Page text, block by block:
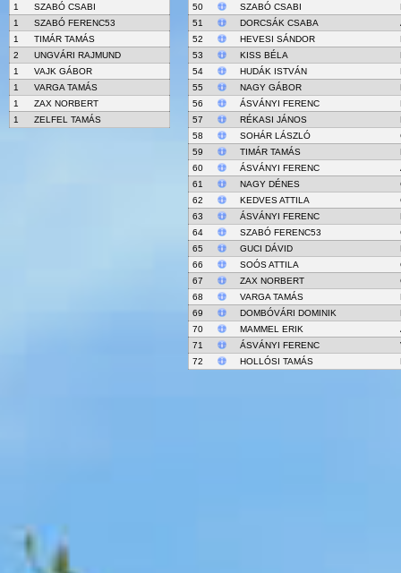
1
SZABÓ CSABI
1
SZABÓ FERENC53
1
TIMÁR TAMÁS
2
UNGVÁRI RAJMUND
1
VAJK GÁBOR
1
VARGA TAMÁS
1
ZAX NORBERT
1
ZELFEL TAMÁS
50
SZABÓ CSABI
51
DORCSÁK CSABA
52
HEVESI SÁNDOR
53
KISS BÉLA
54
HUDÁK ISTVÁN
55
NAGY GÁBOR
56
ÁSVÁNYI FERENC
57
RÉKASI JÁNOS
58
SOHÁR LÁSZLÓ
59
TIMÁR TAMÁS
60
ÁSVÁNYI FERENC
61
NAGY DÉNES
62
KEDVES ATTILA
63
ÁSVÁNYI FERENC
64
SZABÓ FERENC53
65
GUCI DÁVID
66
SOÓS ATTILA
67
ZAX NORBERT
68
VARGA TAMÁS
69
DOMBÓVÁRI DOMINIK
70
MAMMEL ERIK
71
ÁSVÁNYI FERENC
72
HOLLÓSI TAMÁS